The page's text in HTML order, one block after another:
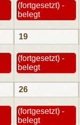
(fortgesetzt) -
belegt
19
(fortgesetzt) -
belegt
26
(fortgesetzt) -
belegt